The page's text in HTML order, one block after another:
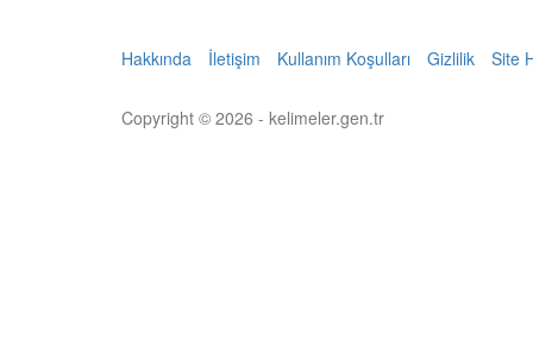
Hakkında İletişim Kullanım Koşulları Gizlilik Site
Copyright © 2026 - kelimeler.gen.tr